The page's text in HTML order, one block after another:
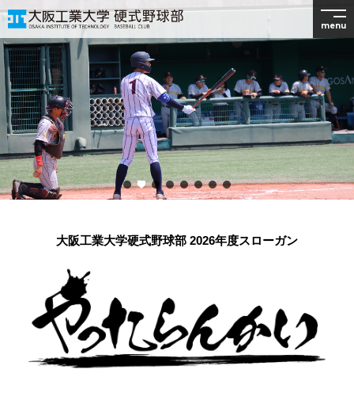
menu
大阪工業大学硬式野球部 2026年度スローガン